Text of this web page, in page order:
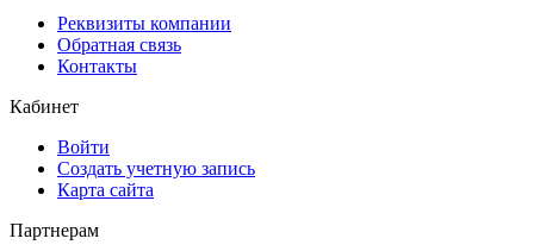
Реквизиты компании
Обратная связь
Контакты
Кабинет
Войти
Создать учетную запись
Карта сайта
Партнерам